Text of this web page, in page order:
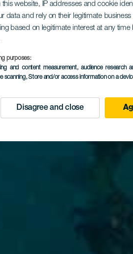
website, IP addresses and cookie
data and rely on their legitimate
based on legitimate interest at any time
purposes:
and content measurement, audience research
scanning, Store and/or access information on a
Disagree and close